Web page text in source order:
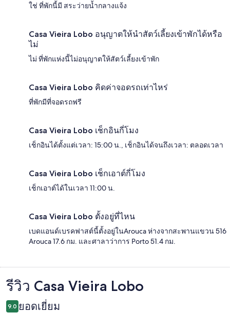
ใช่ ที่พักนี้มี สระว่ายน้ำกลางแจ้ง
Casa Vieira Lobo อนุญาตให้นำสัตว์เลี้ยงเข้าพักได้หรือ
ไม่
ไม่ ที่พักแห่งนี้ไม่อนุญาตให้สัตว์เลี้ยงเข้าพัก
Casa Vieira Lobo คิดค่าจอดรถเท่าไหร่
ที่พักมีที่จอดรถฟรี
Casa Vieira Lobo เช็กอินกี่โมง
เช็กอินได้ตั้งแต่เวลา: 15:00 น., เช็กอินได้จนถึงเวลา: ตลอดเวลา
Casa Vieira Lobo เช็กเอาต์กี่โมง
เช็กเอาต์ได้ในเวลา 11:00 น.
Casa Vieira Lobo ตั้งอยู่ที่ไหน
เบดแอนด์เบรคฟาสต์นี้ตั้งอยู่ในArouca ห่างจากสะพานแขวน 516
Arouca 17.6 กม. และศาลาว่าการ Porto 51.4 กม.
รีวิว
รีวิว Casa Vieira Lobo
9.0 ยอดเยี่ยม